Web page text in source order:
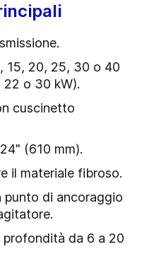
15, 20, 25, 30 o 40
22 o 30 kW).
cuscinetto
(610 mm).
il materiale fibroso.
punto di ancoraggio
profondità da 6 a 20